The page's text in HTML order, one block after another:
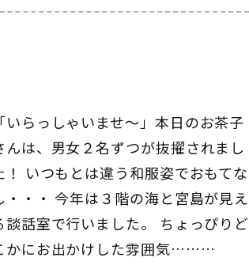
「いらっしゃいませ～」本日のお茶子
んは、男女２名ずつが抜擢されまし
！ いつもとは違う和服姿でおもてな
・・・ 今年は３階の海と宮島が見え
談話室で行いました。 ちょっぴりど
かにお出かけした雰囲気………